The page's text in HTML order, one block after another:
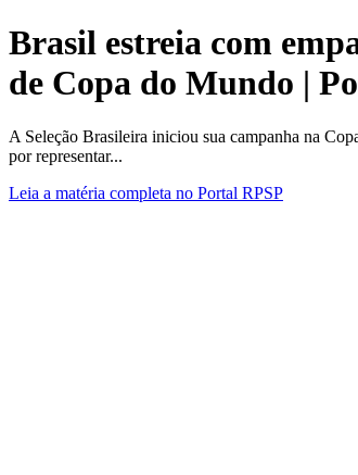
Brasil estreia com
de Copa do Mundo |
A Seleção Brasileira iniciou sua campanha na
por representar...
Leia a matéria completa no Portal RPSP